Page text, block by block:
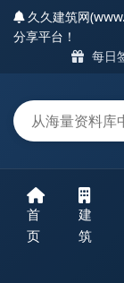
久久建筑网
分享平台！
每日
首
页
建
筑